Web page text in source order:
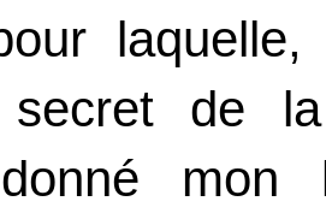
secret de
mon